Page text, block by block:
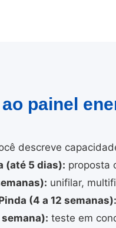
painel
descreve
(até 5 dias): proposta
unifilar,
(4 a 12 semanas):
semana): teste em